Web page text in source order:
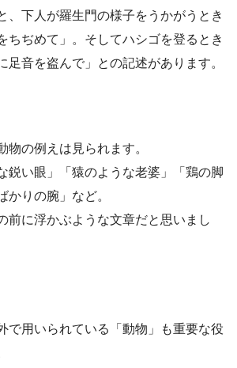
下人が羅生門の様子をうかがうとき
ちぢめて」。そしてハシゴを登るとき
足音を盗んで」との記述があります。
の例えは見られます。
い眼」「猿のような老婆」「鶏の脚
かりの腕」など。
に浮かぶような文章だと思いまし
用いられている「動物」も重要な役